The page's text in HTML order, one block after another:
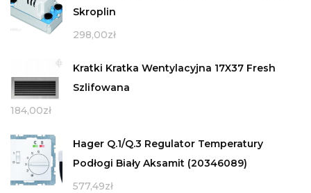
Skroplin
298,00zł
Kratki Kratka Wentylacyjna 17X37 Fresh
Szlifowana
184,00zł
Hager Q.1/Q.3 Regulator Temperatury
Podłogi Biały Aksamit (20346089)
577,49zł